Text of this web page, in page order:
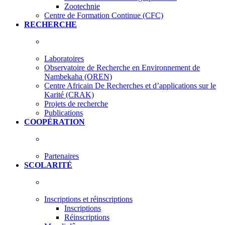
Zootechnie
Centre de Formation Continue (CFC)
RECHERCHE
Laboratoires
Observatoire de Recherche en Environnement de
Nambekaha (OREN)
Centre Africain De Recherches et d’applications sur le
Karité (CRAK)
Projets de recherche
Publications
COOPÉRATION
Partenaires
SCOLARITÉ
Inscriptions et réinscriptions
Inscriptions
Réinscriptions